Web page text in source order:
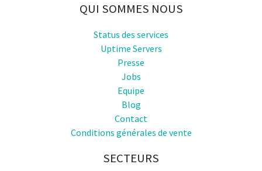
QUI SOMMES NOUS
Status des services
Uptime Servers
Presse
Jobs
Equipe
Blog
Contact
Conditions générales de vente
SECTEURS